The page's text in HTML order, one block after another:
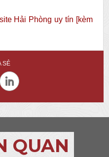
Hải Phòng uy tín [kèm
SẺ
QUAN